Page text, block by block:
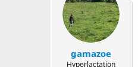
gamazoe
Hyperlactation